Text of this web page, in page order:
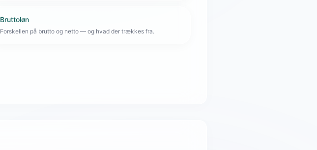
Bruttoløn
Forskellen på brutto og netto — og hvad der trækkes fra.